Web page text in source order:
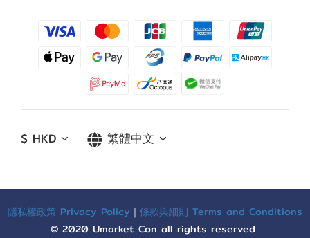
$ HKD 繁體中文
隱私權政策 Privacy Policy ｜ 條款與細則 Terms and Conditions
© 2020 Umarket Con all rights reserved